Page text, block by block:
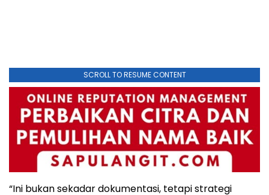
SCROLL TO RESUME CONTENT
“Ini bukan sekadar dokumentasi, tetapi strategi